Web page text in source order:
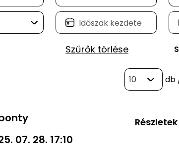
Szűrők törlése
10 db
07. 28. 17:10
Részletek